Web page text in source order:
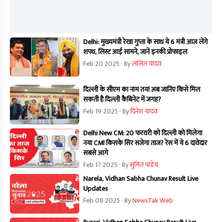
Delhi: मुख्यमंत्री रेखा गुप्ता के साथ ये 6 मंत्री आज लेंगे
शपथ, लिस्ट आई सामने, जानें इनकी प्रोफाइल
Feb 20 2025 · Byललित यादव
दिल्ली के सीएम का नाम तय! अब जानिए किसे मिल
सकती है दिल्ली कैबिनेट में जगह?
Feb 19 2025 · Byदिनेश यादव
Delhi New CM: 20 फरवरी को दिल्ली को मिलेगा
नया CM! किसके सिर सजेगा ताज? रेस में ये 6 दावेदार
सबसे आगे
Feb 17 2025 · Byसुमित पांडेय
Narela, Vidhan Sabha Chunav Result Live
Updates
Feb 08 2025 · ByNewsTak Web